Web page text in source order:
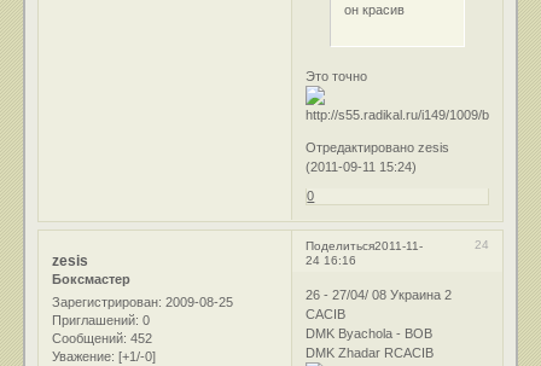
он красив
Это точно
Отредактировано zesis
(2011-09-11 15:24)
0
Поделиться 24
2011-11-
24 16:16
zesis
Боксмастер
Зарегистрирован: 2009-08-25
Приглашений: 0
Сообщений: 452
Уважение: [+1/-0]
26 - 27/04/ 08 Украина 2
CACIB
DMK Byachola - BOB
DMK Zhadar RCACIB